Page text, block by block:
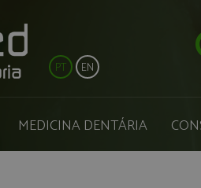
PT EN
MEDICINA DENTÁRIA